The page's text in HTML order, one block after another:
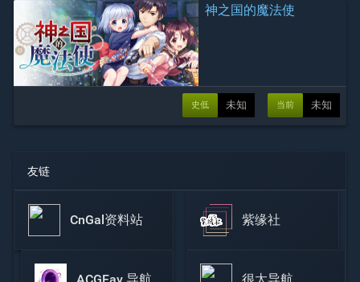
神之国的魔法使
未知
当前
未知
史低
友链
CnGal资料站 紫缘社